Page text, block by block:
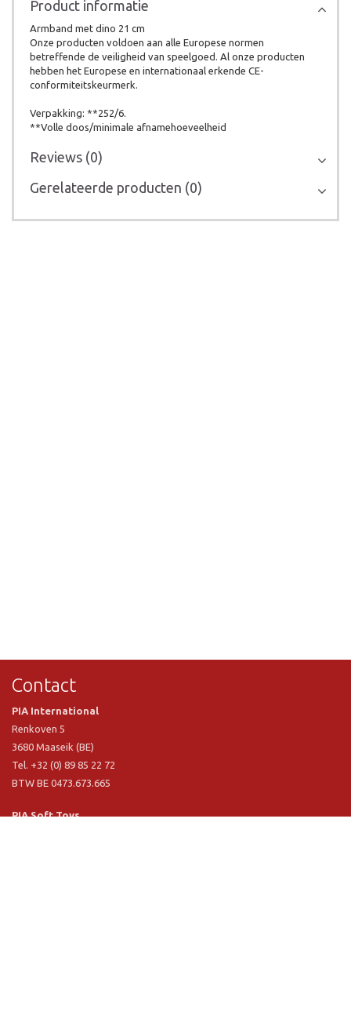
Product informatie
Armband met dino 21 cm
Onze producten voldoen aan alle Europese normen
betreffende de veiligheid van speelgoed. Al onze producten
hebben het Europese en internationaal erkende CE-
conformiteitskeurmerk.
Verpakking: **252/6.
**Volle doos/minimale afnamehoeveelheid
Reviews (0)
Gerelateerde producten (0)
Contact
PIA International
Renkoven 5
3680 Maaseik (BE)
Tel. +32 (0) 89 85 22 72
BTW BE 0473.673.665
PIA Soft Toys